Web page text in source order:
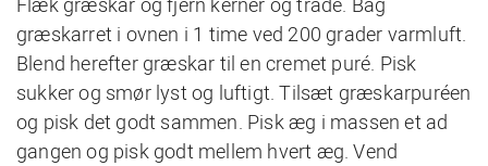
græskarret i ovnen i 1 time ved 200 grader varmluft.
Blend herefter græskar til en cremet puré. Pisk
sukker og smør lyst og luftigt. Tilsæt græskarpuréen
og pisk det godt sammen. Pisk æg i massen et ad
gangen og pisk godt mellem hvert æg. Vend